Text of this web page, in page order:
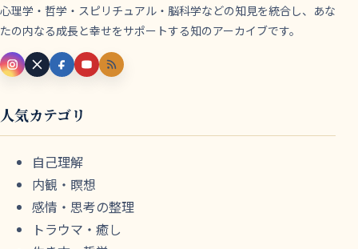
心理学・哲学・スピリチュアル・脳科学などの知見を統合し、あな
たの内なる成長と幸せをサポートする知のアーカイブです。
人気カテゴリ
自己理解
内観・瞑想
感情・思考の整理
トラウマ・癒し